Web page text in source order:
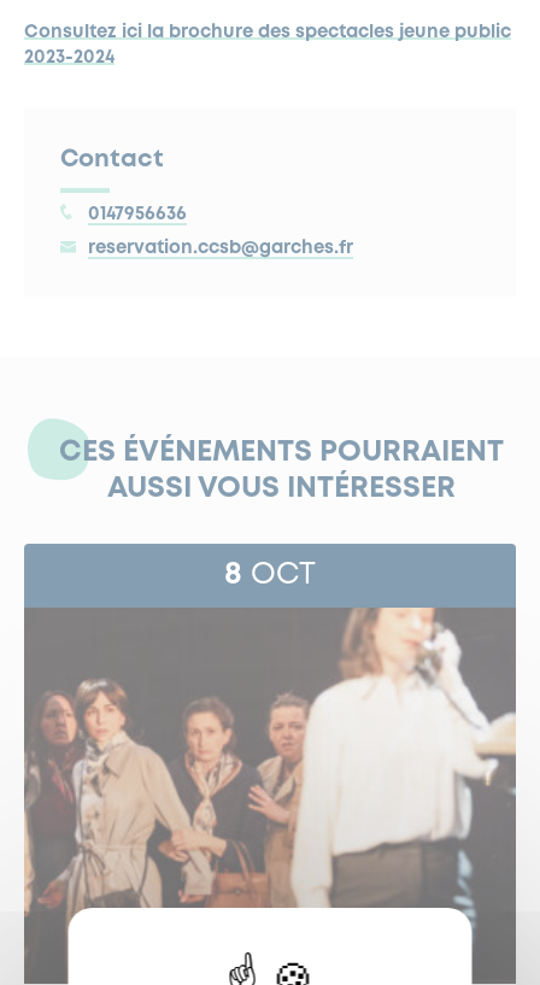
Consultez ici la brochure des spectacles jeune public
2023-2024
Contact
0147956636
reservation.ccsb@garches.fr
CES ÉVÉNEMENTS POURRAIENT
AUSSI VOUS INTÉRESSER
8 OCT